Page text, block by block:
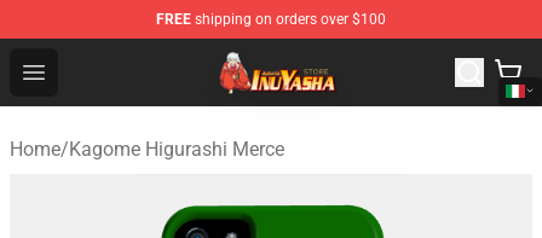
FREE shipping on orders over $100
Open menu
Inuyasha Store - Official Inuyasha Merchandise Shop
Home/Kagome Higurashi Merce